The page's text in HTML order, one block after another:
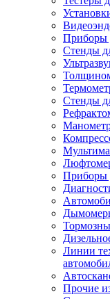
Приборы
Стенды
Стенды
Приборы
Линии
Прочие